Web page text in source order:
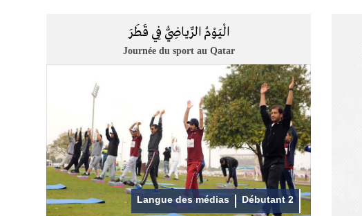
الْيَوْمُ الرِّياضِيُّ فِي قَطَرَ
Journée du sport au Qatar
Langue des médias Débutant 2